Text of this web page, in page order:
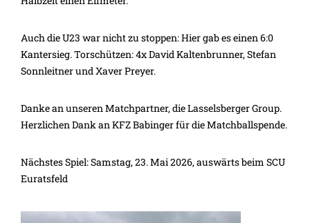
Auch die U23 war nicht zu stoppen: Hier gab es einen 6:0
Kantersieg. Torschützen: 4x David Kaltenbrunner, Stefan
Sonnleitner und Xaver Preyer.
Danke an unseren Matchpartner, die Lasselsberger Group.
Herzlichen Dank an KFZ Babinger für die Matchballspende.
Nächstes Spiel: Samstag, 23. Mai 2026, auswärts beim SCU
Euratsfeld